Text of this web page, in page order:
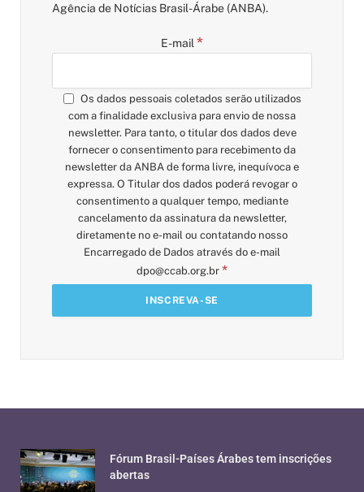
Agência de Notícias Brasil-Árabe (ANBA).
E-mail *
Os dados pessoais coletados serão utilizados
com a finalidade exclusiva para envio de nossa
newsletter. Para tanto, o titular dos dados deve
fornecer o consentimento para recebimento da
newsletter da ANBA de forma livre, inequívoca e
expressa. O Titular dos dados poderá revogar o
consentimento a qualquer tempo, mediante
cancelamento da assinatura da newsletter,
diretamente no e-mail ou contatando nosso
Encarregado de Dados através do e-mail
dpo@ccab.org.br *
Fórum Brasil-Países Árabes tem inscrições
abertas